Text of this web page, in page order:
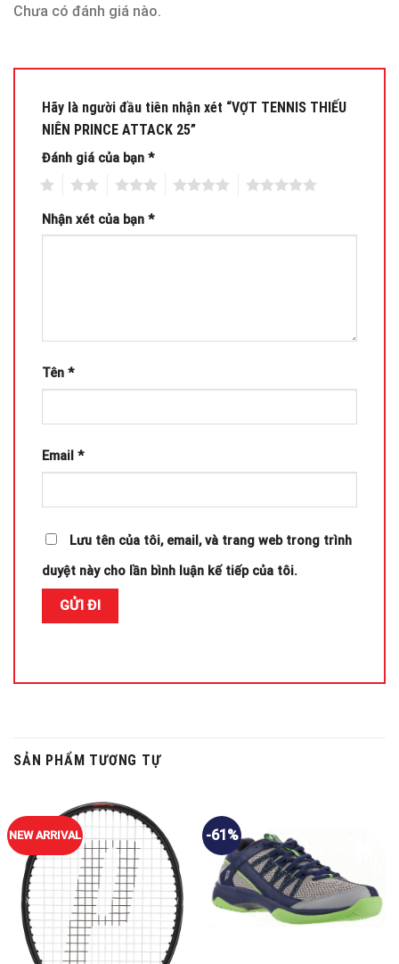
Chưa có đánh giá nào.
Hãy là người đầu tiên nhận xét “VỢT TENNIS THIẾU
NIÊN PRINCE ATTACK 25”
Đánh giá của bạn *
Nhận xét của bạn *
Tên *
Email *
Lưu tên của tôi, email, và trang web trong trình
duyệt này cho lần bình luận kế tiếp của tôi.
SẢN PHẨM TƯƠNG TỰ
NEW ARRIVAL -61%